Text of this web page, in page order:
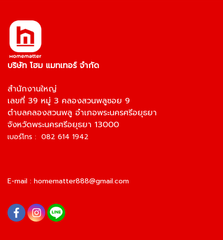
บริษัท โฮม แมทเทอร์ จำกัด
สำนักงานใหญ่
เลขที่ 39 หมู่ 3 คลองสวนพลูซอย 9
ตำบลคลองสวนพลู อำเภอพระนครศรีอยุธยา
จังหวัดพระนครศรีอยุธยา 13000
เบอร์โทร : 082 614 1942
E-mail : homematter888@gmail.com